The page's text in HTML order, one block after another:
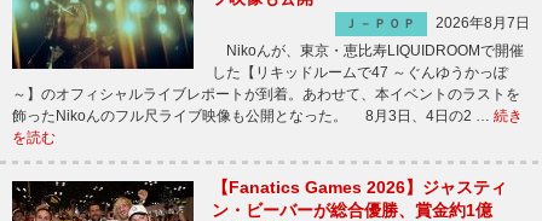
Ｊ－ＰＯＰ
2026年8月7日
Nikoんが、東京・恵比寿LIQUIDROOMで開催
した【リキッドルームで47 ～ぐんゆうかっぽ
～】のオフィシャルライブレポートが到着。あわせて、本イベントのラストを
飾ったNikoんのフル尺ライブ映像も公開となった。 8月3日、4日の2 … 続き
を読む
【Fanatics Games 2026】ジャスティ
ン・ビーバーが総合優勝、賞金約1億